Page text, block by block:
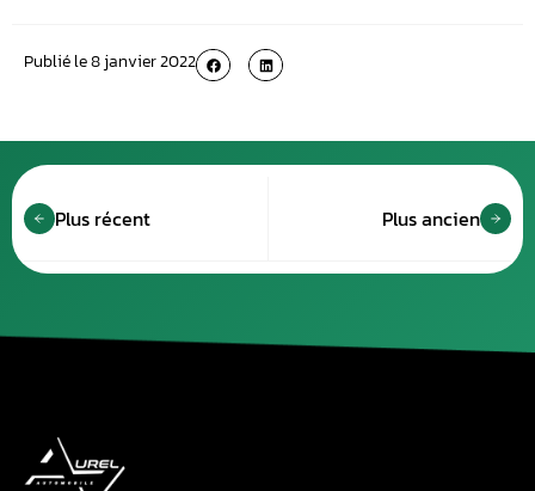
Publié le8 janvier 2022
Plus récent Plus ancien